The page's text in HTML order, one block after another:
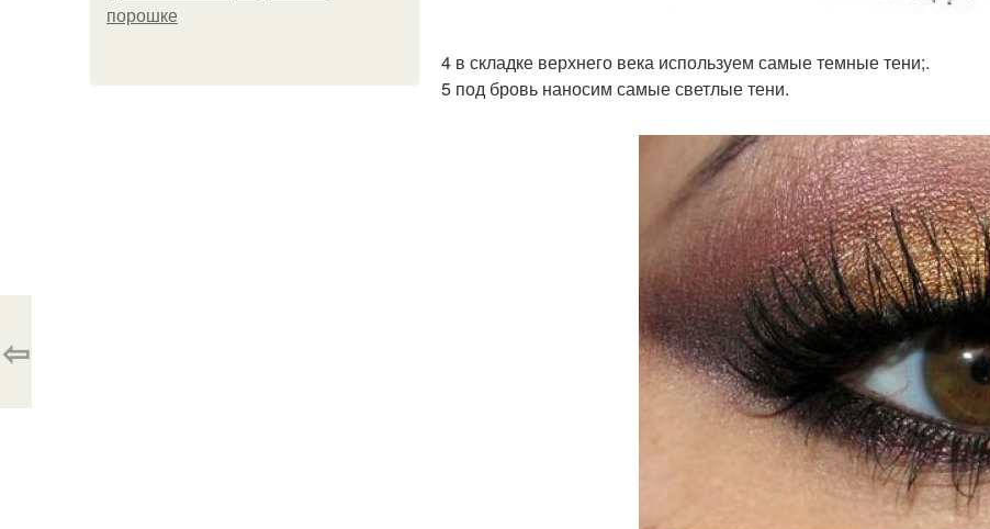
порошке
4 в складке верхнего века используем самые темные тени;.
5 под бровь наносим самые светлые тени.
⇦